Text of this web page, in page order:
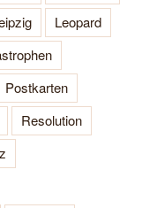
Leopard
Postkarten
Resolution